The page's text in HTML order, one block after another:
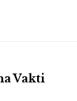
Vakti